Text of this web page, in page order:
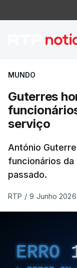
MUNDO
Guterres
serviço
António
funcionários da
passado.
RTP / 9 Junho
ERRO